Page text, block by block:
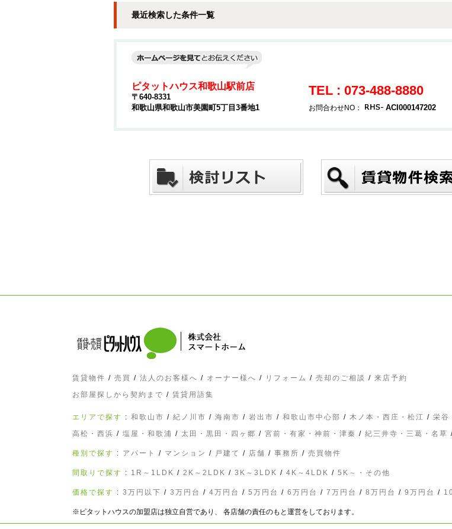
最近検索した条件一覧
ピタットハウス和歌山駅前店
〒640-8331
和歌山県和歌山市美園町5丁目3番地1
TEL : 073-488-8880
お問合わせNO： ACI000147202
賃貸物件 / 売買 / 法人のお客様へ / オーナー様へ / リフォーム / 売却のご相談 / 来店予約
お部屋探しから契約まで / 賃貸用語集
エリアで探す : 和歌山市 / 紀ノ川市 / 海南市 / 岩出市 / 和歌山市中心部 / 木ノ本・西庄・松江 / 栄谷
高松・西浜 / 塩屋・和歌浦 / 太田・黒田・四ヶ郷 / 宮前・有家・神前・津秦 / 紀三井寺・三葛・名草
種別で探す : アパート / マンション / 戸建て / 店舗 / 事務所 / 売買物件
間取りで探す : 1R～1LDK / 2K～2LDK / 3K～3LDK / 4K～4LDK / 5K～・その他
価格で探す : 3万円以下 / 3万円台 / 4万円台 / 5万円台 / 6万円台 / 7万円台 / 8万円台 / 9万円台 /
※ピタットハウスの加盟店は独立自営であり、 各店舗の責任のもと運営をしております。